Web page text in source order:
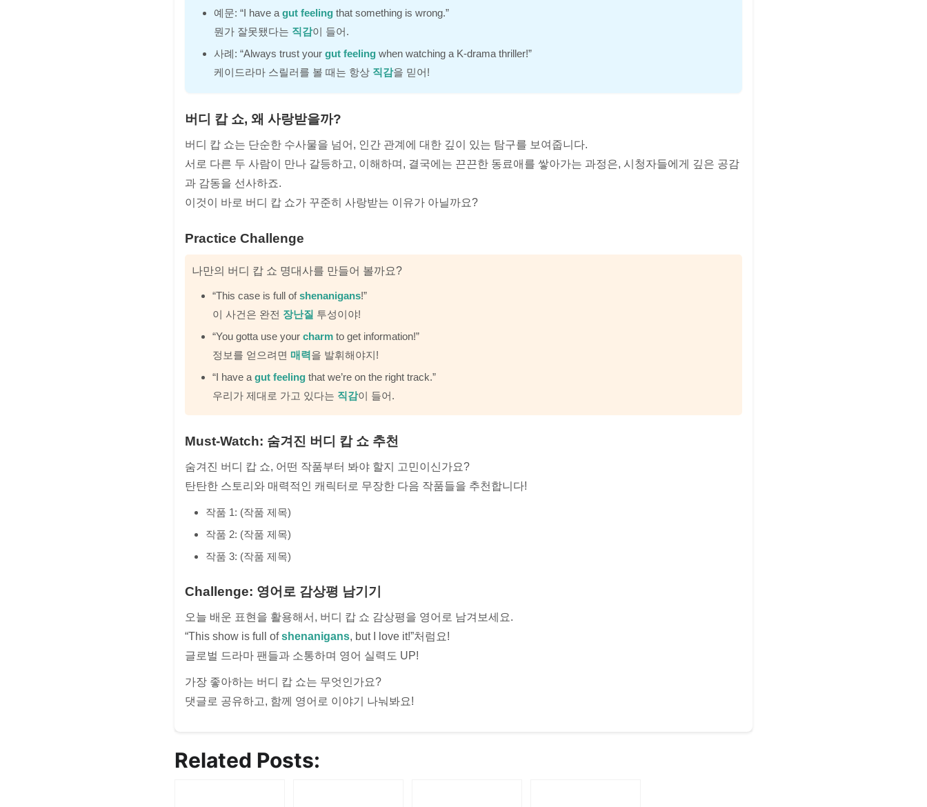
예문: “I have a gut feeling that something is wrong.”
뭔가 잘못됐다는 직감이 들어.
사례: “Always trust your gut feeling when watching a K-drama thriller!”
케이드라마 스릴러를 볼 때는 항상 직감을 믿어!
버디 캅 쇼, 왜 사랑받을까?
버디 캅 쇼는 단순한 수사물을 넘어, 인간 관계에 대한 깊이 있는 탐구를 보여줍니다.
서로 다른 두 사람이 만나 갈등하고, 이해하며, 결국에는 끈끈한 동료애를 쌓아가는 과정은, 시청자들에게 깊은 공감
과 감동을 선사하죠.
이것이 바로 버디 캅 쇼가 꾸준히 사랑받는 이유가 아닐까요?
Practice Challenge
나만의 버디 캅 쇼 명대사를 만들어 볼까요?
“This case is full ofshenanigans!”
이 사건은 완전 장난질 투성이야!
“You gotta use your charm to get information!”
정보를 얻으려면 매력을 발휘해야지!
“I have a gut feeling that we’re on the right track.”
우리가 제대로 가고 있다는 직감이 들어.
Must-Watch: 숨겨진 버디 캅 쇼 추천
숨겨진 버디 캅 쇼, 어떤 작품부터 봐야 할지 고민이신가요?
탄탄한 스토리와 매력적인 캐릭터로 무장한 다음 작품들을 추천합니다!
작품 1: (작품 제목)
작품 2: (작품 제목)
작품 3: (작품 제목)
Challenge: 영어로 감상평 남기기
오늘 배운 표현을 활용해서, 버디 캅 쇼 감상평을 영어로 남겨보세요.
“This show is full ofshenanigans, but I love it!”처럼요!
글로벌 드라마 팬들과 소통하며 영어 실력도 UP!
가장 좋아하는 버디 캅 쇼는 무엇인가요?
댓글로 공유하고, 함께 영어로 이야기 나눠봐요!
Related Posts: